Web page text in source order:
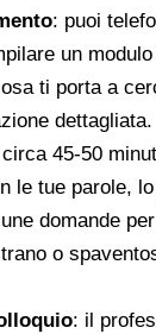
: puoi
un
ti porta a
dettagliata.
45-50
le tue parole,
domande
o
: il